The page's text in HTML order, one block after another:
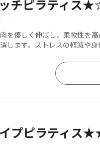
チピラティス
を優しく伸ばし、柔軟性を
します。ストレスの軽減や身
プピラティス